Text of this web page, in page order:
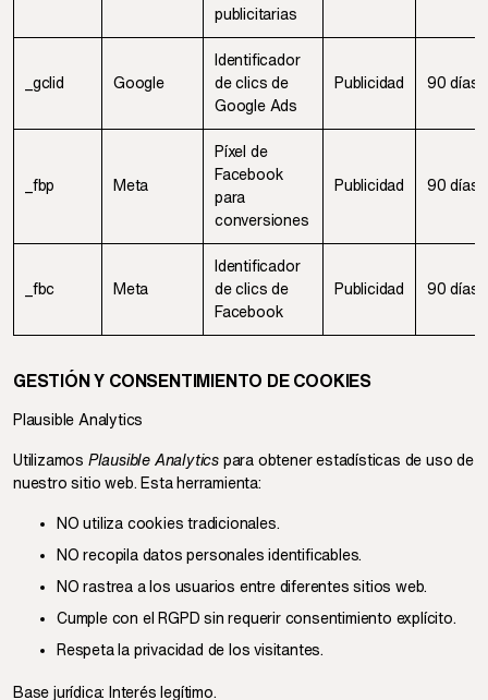
publicitarias
_gclid Google
Identificador
de clics de
Google Ads
Publicidad 90 días
_fbp Meta
Píxel de
Facebook
para
conversiones
Publicidad 90 días
_fbc Meta
Identificador
de clics de
Facebook
Publicidad 90 días
GESTIÓN Y CONSENTIMIENTO DE COOKIES
Plausible Analytics
Utilizamos Plausible Analytics para obtener estadísticas de uso de
nuestro sitio web. Esta herramienta:
NO utiliza cookies tradicionales.
NO recopila datos personales identificables.
NO rastrea a los usuarios entre diferentes sitios web.
Cumple con el RGPD sin requerir consentimiento explícito.
Respeta la privacidad de los visitantes.
Base jurídica: Interés legítimo.